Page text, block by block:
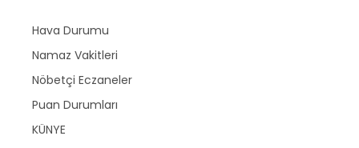
Hava Durumu
Namaz Vakitleri
Nöbetçi Eczaneler
Puan Durumları
KÜNYE